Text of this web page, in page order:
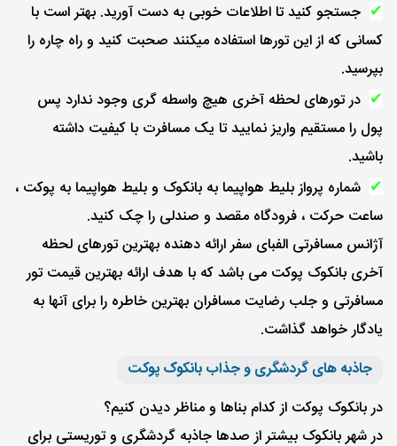
✔ جستجو کنید تا اطلاعات خوبی به دست آورید. بهتر است با
کسانی که از این تورها استفاده میکنند صحبت کنید و راه چاره را
بپرسید.
✔ در تورهای لحظه آخری هیچ واسطه گری وجود ندارد پس
پول را مستقیم واریز نمایید تا یک مسافرت با کیفیت داشته
باشید.
✔ شماره پرواز بلیط هواپیما به بانکوک و بلیط هواپیما به پوکت ،
ساعت حرکت ، فرودگاه مقصد و صندلی را چک کنید.
آژانس مسافرتی الفبای سفر ارائه دهنده بهترین تورهای لحظه
آخری بانکوک پوکت می باشد که با هدف ارائه بهترین قیمت تور
مسافرتی و جلب رضایت مسافران بهترین خاطره را برای آنها به
یادگار خواهد گذاشت.
جاذبه های گردشگری و جذاب بانکوک پوکت
در بانکوک پوکت از کدام بناها و مناظر دیدن کنیم؟
در شهر بانکوک بیشتر از صدها جاذبه گردشگری و توریستی برای